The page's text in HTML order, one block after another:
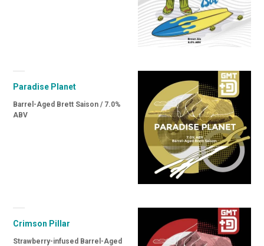
Paradise Planet
Barrel-Aged Brett Saison / 7.0%
ABV
Crimson Pillar
Strawberry-infused Barrel-Aged